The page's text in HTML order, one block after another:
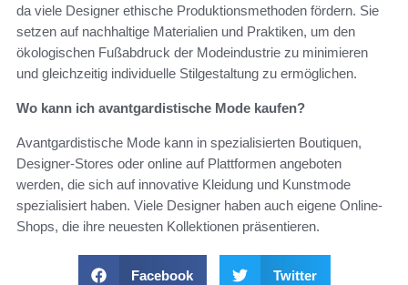
da viele Designer ethische Produktionsmethoden fördern. Sie
setzen auf nachhaltige Materialien und Praktiken, um den
ökologischen Fußabdruck der Modeindustrie zu minimieren
und gleichzeitig individuelle Stilgestaltung zu ermöglichen.
Wo kann ich avantgardistische Mode kaufen?
Avantgardistische Mode kann in spezialisierten Boutiquen,
Designer-Stores oder online auf Plattformen angeboten
werden, die sich auf innovative Kleidung und Kunstmode
spezialisiert haben. Viele Designer haben auch eigene Online-
Shops, die ihre neuesten Kollektionen präsentieren.
Facebook Twitter